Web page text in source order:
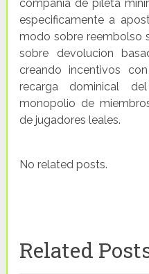
compania de pileta
especificamente a
modo sobre reembolso
sobre devolucion
creando incentivos
recarga dominical
monopolio de
de jugadores leales.
No related posts.
Related